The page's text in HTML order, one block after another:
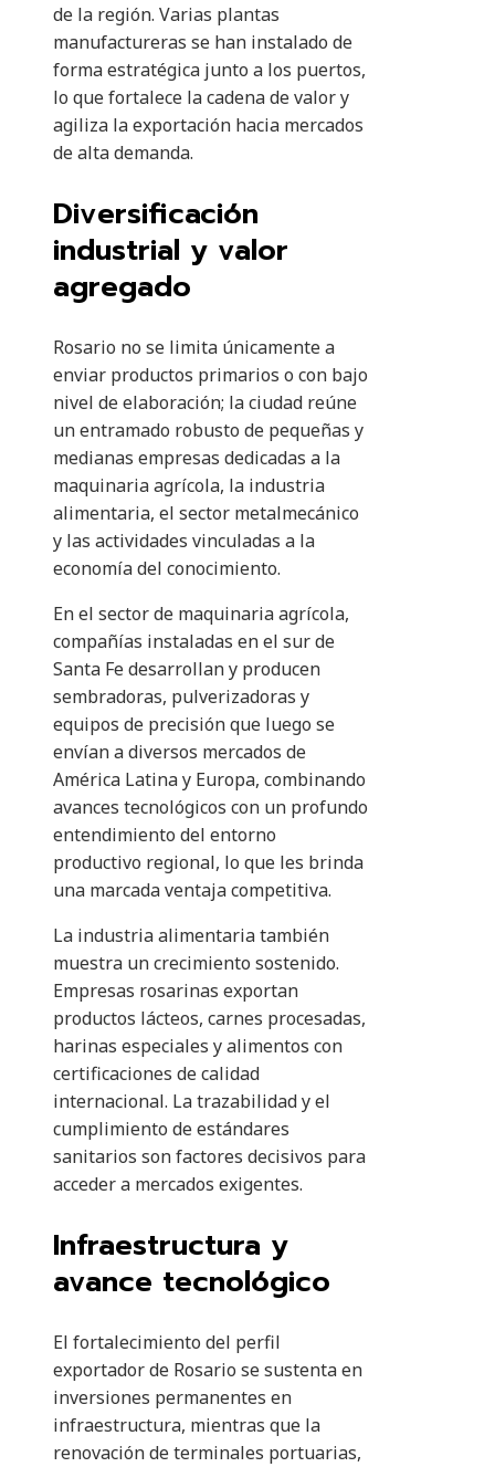
de la región. Varias plantas
manufactureras se han instalado de
forma estratégica junto a los puertos,
lo que fortalece la cadena de valor y
agiliza la exportación hacia mercados
de alta demanda.
Diversificación
industrial y valor
agregado
Rosario no se limita únicamente a
enviar productos primarios o con bajo
nivel de elaboración; la ciudad reúne
un entramado robusto de pequeñas y
medianas empresas dedicadas a la
maquinaria agrícola, la industria
alimentaria, el sector metalmecánico
y las actividades vinculadas a la
economía del conocimiento.
En el sector de maquinaria agrícola,
compañías instaladas en el sur de
Santa Fe desarrollan y producen
sembradoras, pulverizadoras y
equipos de precisión que luego se
envían a diversos mercados de
América Latina y Europa, combinando
avances tecnológicos con un profundo
entendimiento del entorno
productivo regional, lo que les brinda
una marcada ventaja competitiva.
La industria alimentaria también
muestra un crecimiento sostenido.
Empresas rosarinas exportan
productos lácteos, carnes procesadas,
harinas especiales y alimentos con
certificaciones de calidad
internacional. La trazabilidad y el
cumplimiento de estándares
sanitarios son factores decisivos para
acceder a mercados exigentes.
Infraestructura y
avance tecnológico
El fortalecimiento del perfil
exportador de Rosario se sustenta en
inversiones permanentes en
infraestructura, mientras que la
renovación de terminales portuarias,